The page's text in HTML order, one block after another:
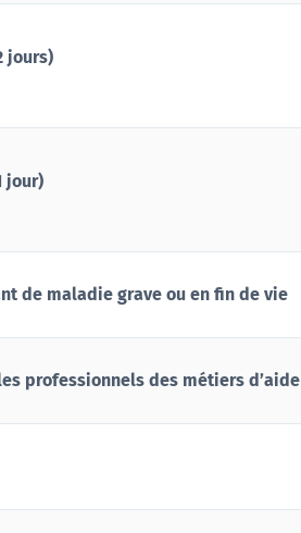
jours)
jour)
de maladie grave ou en fin de vie
professionnels des métiers d’aide